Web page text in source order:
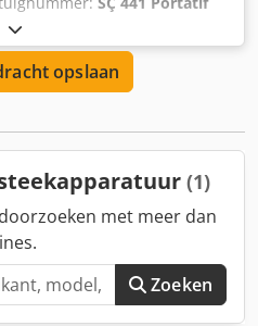
, - Gebruikt voor het zagen van
Dubbel veersysteem en
boventafel Mogelijkheid om
-45 en +45 graden te zagen
systeem - Meter-systeem
Ac Doha
opslaan
(1)
met meer dan
Zoeken